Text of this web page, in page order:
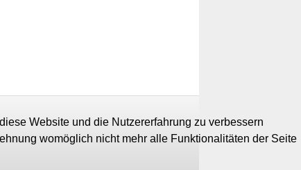
Website und die Nutzererfahrung zu verbessern
womöglich nicht mehr alle Funktionalitäten der Seite